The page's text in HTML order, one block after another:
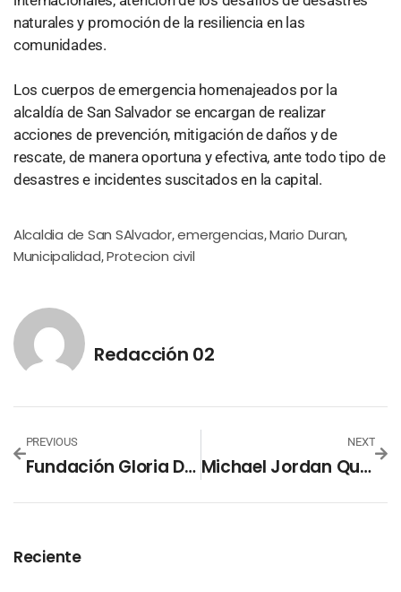
naturales y promoción de la resiliencia en las
comunidades.
Los cuerpos de emergencia homenajeados por la
alcaldía de San Salvador se encargan de realizar
acciones de prevención, mitigación de daños y de
rescate, de manera oportuna y efectiva, ante todo tipo de
desastres e incidentes suscitados en la capital.
Alcaldia de San SAlvador,emergencias,Mario Duran,
Municipalidad,Protecion civil
Redacción 02
PREVIOUS
Fundación Gloria De Kriete Lanza Escuela Científica Oportunidad-X
NEXT
Michael Jordan Quiere Quitarle El Récord A Maradona De La Camisa Más Cara En Subastas
Reciente